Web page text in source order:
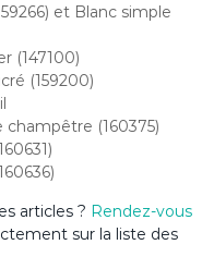
et Blanc simple
(147100)
(159200)
champêtre (160375)
articles ? Rendez-vous
sur la liste des